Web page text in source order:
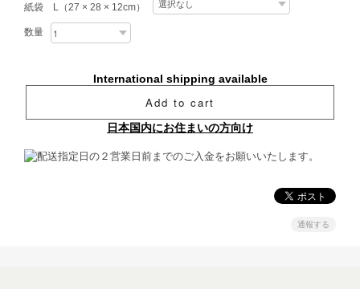
紙袋 L（27 × 28 × 12cm）
数量
International shipping available
Add to cart
日本国内にお住まいの方向け
通報する